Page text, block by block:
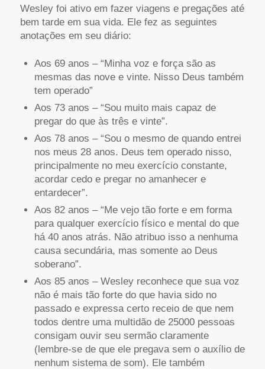
Wesley foi ativo em fazer viagens e pregações até
bem tarde em sua vida. Ele fez as seguintes
anotações em seu diário:
Aos 69 anos – “Minha voz e força são as
mesmas das nove e vinte. Nisso Deus também
tem operado”
Aos 73 anos – “Sou muito mais capaz de
pregar do que às três e vinte”.
Aos 78 anos – “Sou o mesmo de quando entrei
nos meus 28 anos. Deus tem operado nisso,
principalmente no meu exercício constante,
acordar cedo e pregar no amanhecer e
entardecer”.
Aos 82 anos – “Me vejo tão forte e em forma
para qualquer exercício físico e mental do que
há 40 anos atrás. Não atribuo isso a nenhuma
causa secundária, mas somente ao Deus
soberano”.
Aos 85 anos – Wesley reconhece que sua voz
não é mais tão forte do que havia sido no
passado e expressa certo receio de que nem
todos dentre uma multidão de 25000 pessoas
consigam ouvir seu sermão claramente
(lembre-se de que ele pregava sem o auxílio de
nenhum sistema de som). Ele também